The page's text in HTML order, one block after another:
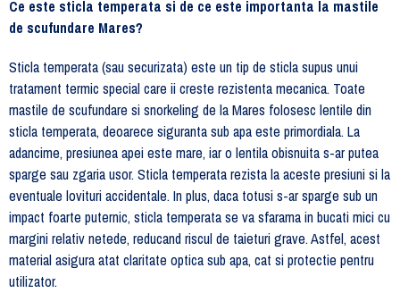
Ce este sticla temperata si de ce este importanta la mastile
de scufundare Mares?
Sticla temperata (sau securizata) este un tip de sticla supus unui
tratament termic special care ii creste rezistenta mecanica. Toate
mastile de scufundare si snorkeling de la Mares folosesc lentile din
sticla temperata, deoarece siguranta sub apa este primordiala. La
adancime, presiunea apei este mare, iar o lentila obisnuita s-ar putea
sparge sau zgaria usor. Sticla temperata rezista la aceste presiuni si la
eventuale lovituri accidentale. In plus, daca totusi s-ar sparge sub un
impact foarte puternic, sticla temperata se va sfarama in bucati mici cu
margini relativ netede, reducand riscul de taieturi grave. Astfel, acest
material asigura atat claritate optica sub apa, cat si protectie pentru
utilizator.